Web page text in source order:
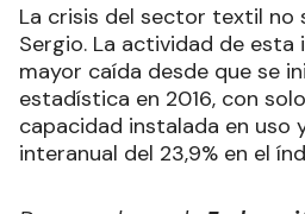
La crisis del sector textil no
Sergio. La actividad de
mayor caída desde que se
estadística en 2016, con
capacidad instalada en uso
interanual del 23,9% en el